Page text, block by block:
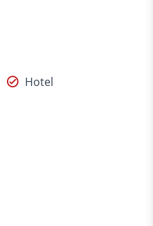
Hotel